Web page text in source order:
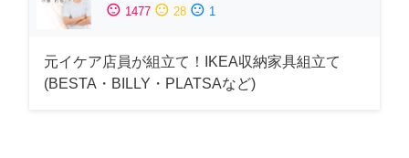
sentiment_satisfied 1477 sentiment_neutral 28 sentiment_dissatisfied 1
元イケア店員が組立て！IKEA収納家具組立て
(BESTA・BILLY・PLATSAなど)